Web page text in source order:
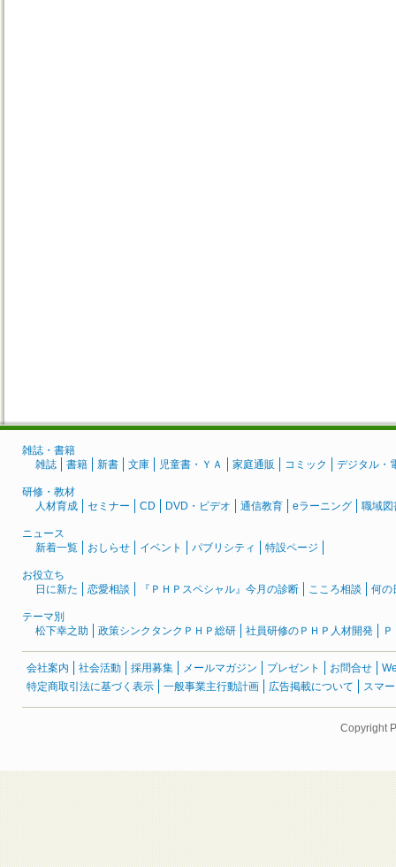
雑誌・書籍
雑誌
書籍 新書 文庫 児童書・ＹＡ 家庭通販 コミック デジタル・
研修・教材
人材育成
セミナー CD DVD・ビデオ 通信教育 eラーニング 職域図
ニュース
新着一覧
おしらせ イベント パブリシティ 特設ページ
お役立ち
日に新た
恋愛相談 『ＰＨＰスペシャル』今月の診断 こころ相談 何の
テーマ別
松下幸之助
政策シンクタンクＰＨＰ総研 社員研修のＰＨＰ人材開発
会社案内 社会活動 採用募集 メールマガジン プレゼント お問合せ
特定商取引法に基づく表示
一般事業主行動計画 広告掲載について スマ
Copyright